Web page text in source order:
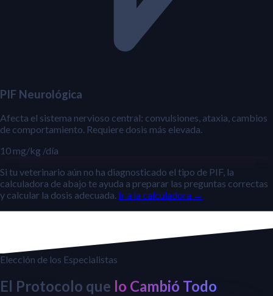
PIF Neurológica
Afecta el sistema nervioso central: convulsiones, ataxia, cambios
de comportamiento. Requiere dosis más elevada.
10 mg/kg /día
Si tu veterinario aún no ha diagnosticado el tipo de PIF, la
calculadora de abajo te ayuda a preparar las preguntas correctas
y calcular la dosis adecuada. Ir a la calculadora →
Elección de los Especialistas
El Protocolo que lo Cambió Todo